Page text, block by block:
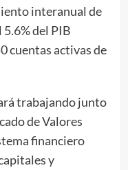
interanual de
5.6% del PIB
cuentas activas de
trabajando junto
de Valores
financiero
y